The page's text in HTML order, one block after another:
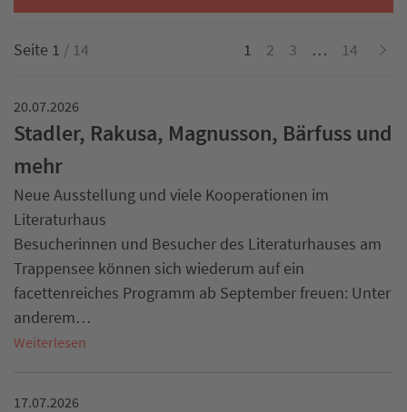
Seite 1 / 14 1 2 3 … 14
20.07.2026
Stadler, Rakusa, Magnusson, Bärfuss und
mehr
Neue Ausstellung und viele Kooperationen im
Literaturhaus
Besucherinnen und Besucher des Literaturhauses am
Trappensee können sich wiederum auf ein
facettenreiches Programm ab September freuen: Unter
anderem…
Weiterlesen
17.07.2026